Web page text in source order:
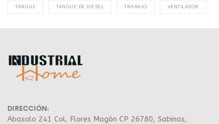
TANQUE TANQUE DE DIESEL TRABAJO VENTILADOR
DIRECCIÓN:
Abasolo 241 Col. Flores Magón CP 26780, Sabinas,